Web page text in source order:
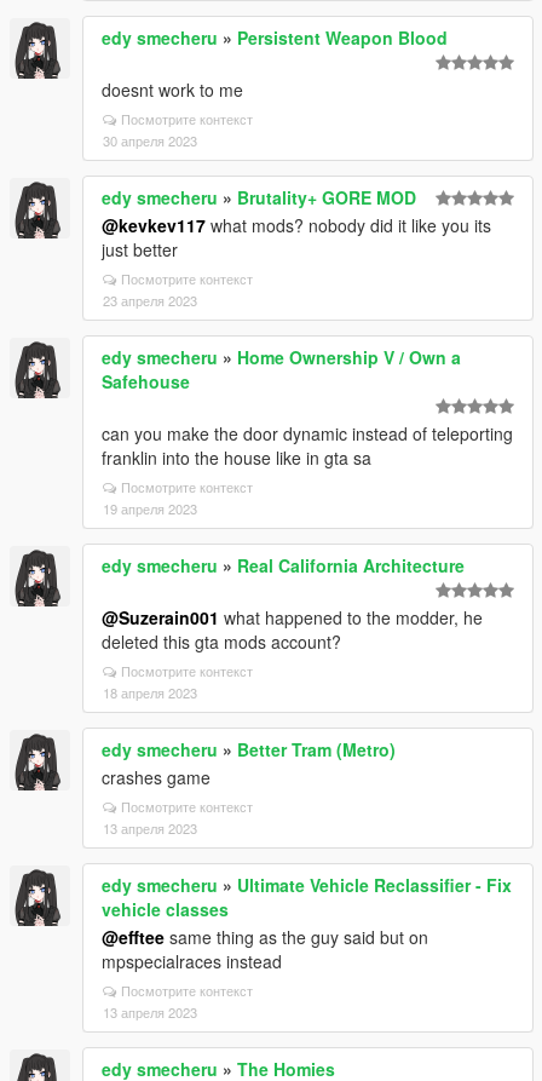
edy smecheru » Persistent Weapon Blood
doesnt work to me
Посмотрите контекст
30 апреля 2023
edy smecheru » Brutality+ GORE MOD
@kevkev117 what mods? nobody did it like you its
just better
Посмотрите контекст
23 апреля 2023
edy smecheru » Home Ownership V / Own a
Safehouse
can you make the door dynamic instead of teleporting
franklin into the house like in gta sa
Посмотрите контекст
19 апреля 2023
edy smecheru » Real California Architecture
@Suzerain001 what happened to the modder, he
deleted this gta mods account?
Посмотрите контекст
18 апреля 2023
edy smecheru » Better Tram (Metro)
crashes game
Посмотрите контекст
13 апреля 2023
edy smecheru » Ultimate Vehicle Reclassifier - Fix
vehicle classes
@efftee same thing as the guy said but on
mpspecialraces instead
Посмотрите контекст
13 апреля 2023
edy smecheru » The Homies